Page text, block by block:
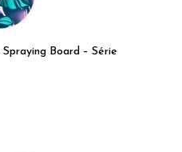
Board – Série